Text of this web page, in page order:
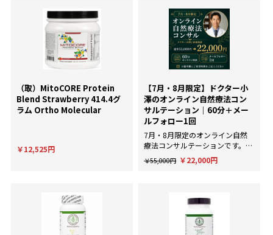
（取）MitoCORE Protein
Blend Strawberry 414.4グ
ラム Ortho Molecular
￥12,525円
【7月・8月限定】ドクター小
澤のオンライン自然療法コン
サルテーション｜60分＋メー
ルフォロー1回
7月・8月限定のオンライン自然
療法コンサルテーションです。AI
による一般的な回答ではなく、臨
床経験にもとづいた個別のアドバ
￥55,000円 ￥22,000円